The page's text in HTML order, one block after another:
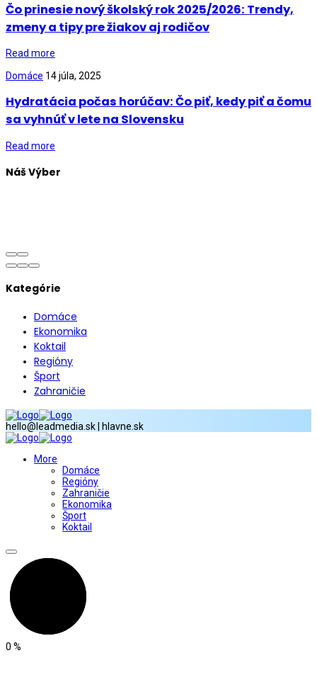
Čo prinesie nový školský rok 2025/2026: Trendy,
zmeny a tipy pre žiakov aj rodičov
Read more
Domáce 14 júla, 2025
Hydratácia počas horúčav: Čo piť, kedy piť a čomu
sa vyhnúť v lete na Slovensku
Read more
Náš Výber
Kategórie
Domáce
Ekonomika
Koktail
Regióny
Šport
Zahraničie
hello@leadmedia.sk | hlavne.sk
More
Domáce
Regióny
Zahraničie
Ekonomika
Šport
Koktail
0 %